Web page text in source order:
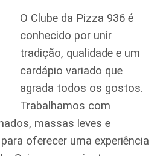
O Clube da Pizza 936 é
conhecido por unir
tradição, qualidade e um
cardápio variado que
agrada todos os gostos.
Trabalhamos com
massas leves e
oferecer uma experiência